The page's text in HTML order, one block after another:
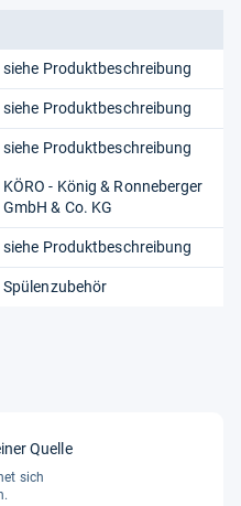
siehe Produktbeschreibung
siehe Produktbeschreibung
siehe Produktbeschreibung
KÖRO - König & Ronneberger
GmbH & Co. KG
siehe Produktbeschreibung
Spülenzubehör
Quelle
sich